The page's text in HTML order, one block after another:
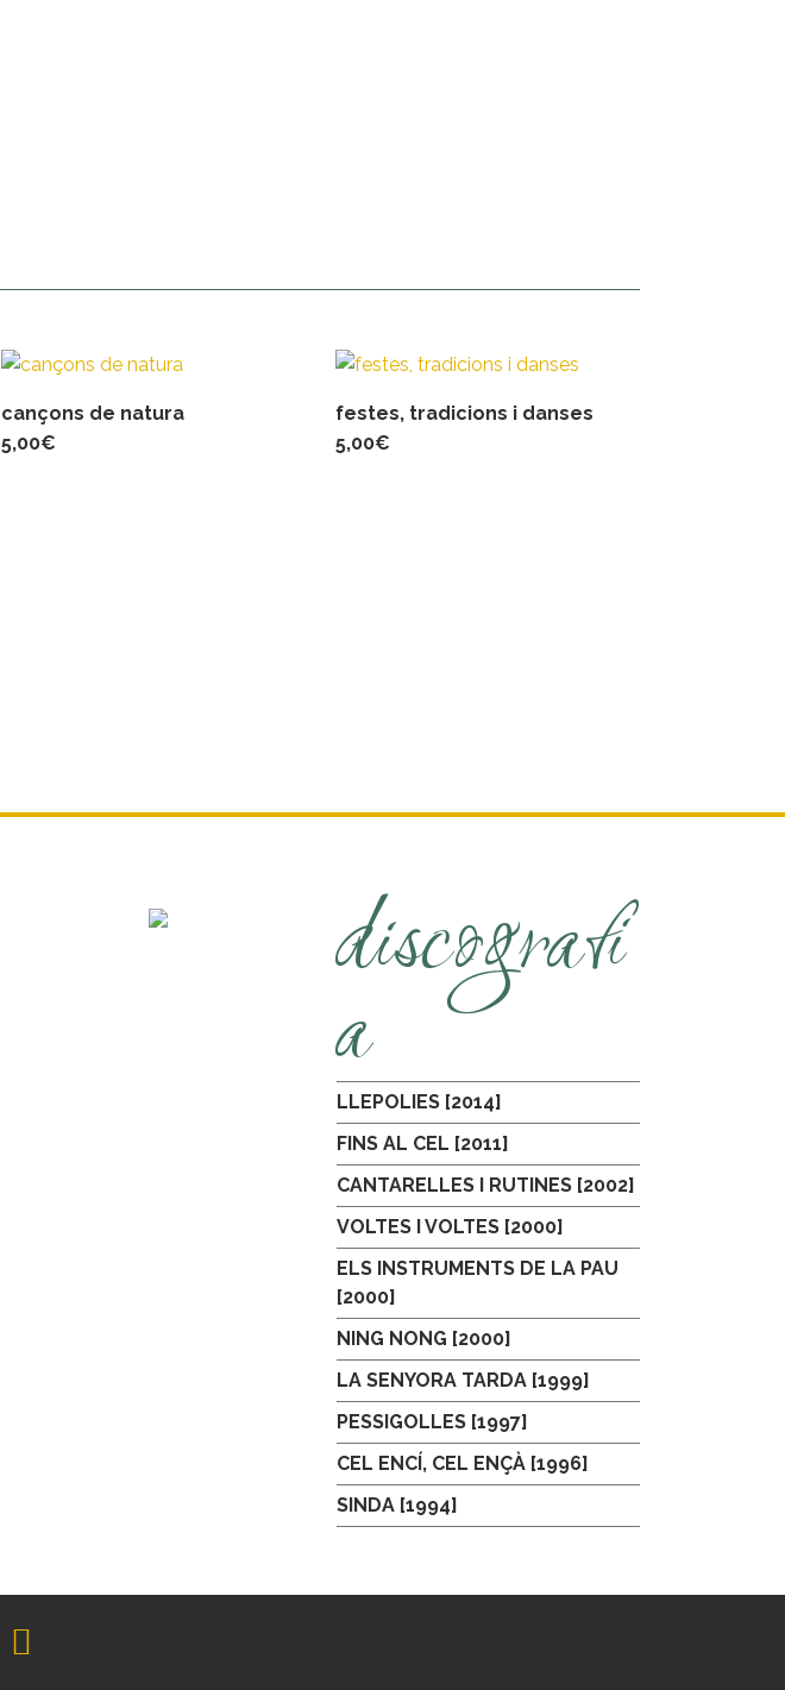
cançons de natura
5,00€
festes, tradicions i danses
5,00€
discografi
a
LLEPOLIES [2014]
FINS AL CEL [2011]
CANTARELLES I RUTINES [2002]
VOLTES I VOLTES [2000]
ELS INSTRUMENTS DE LA PAU
[2000]
NING NONG [2000]
LA SENYORA TARDA [1999]
PESSIGOLLES [1997]
CEL ENCÍ, CEL ENÇÀ [1996]
SINDA [1994]